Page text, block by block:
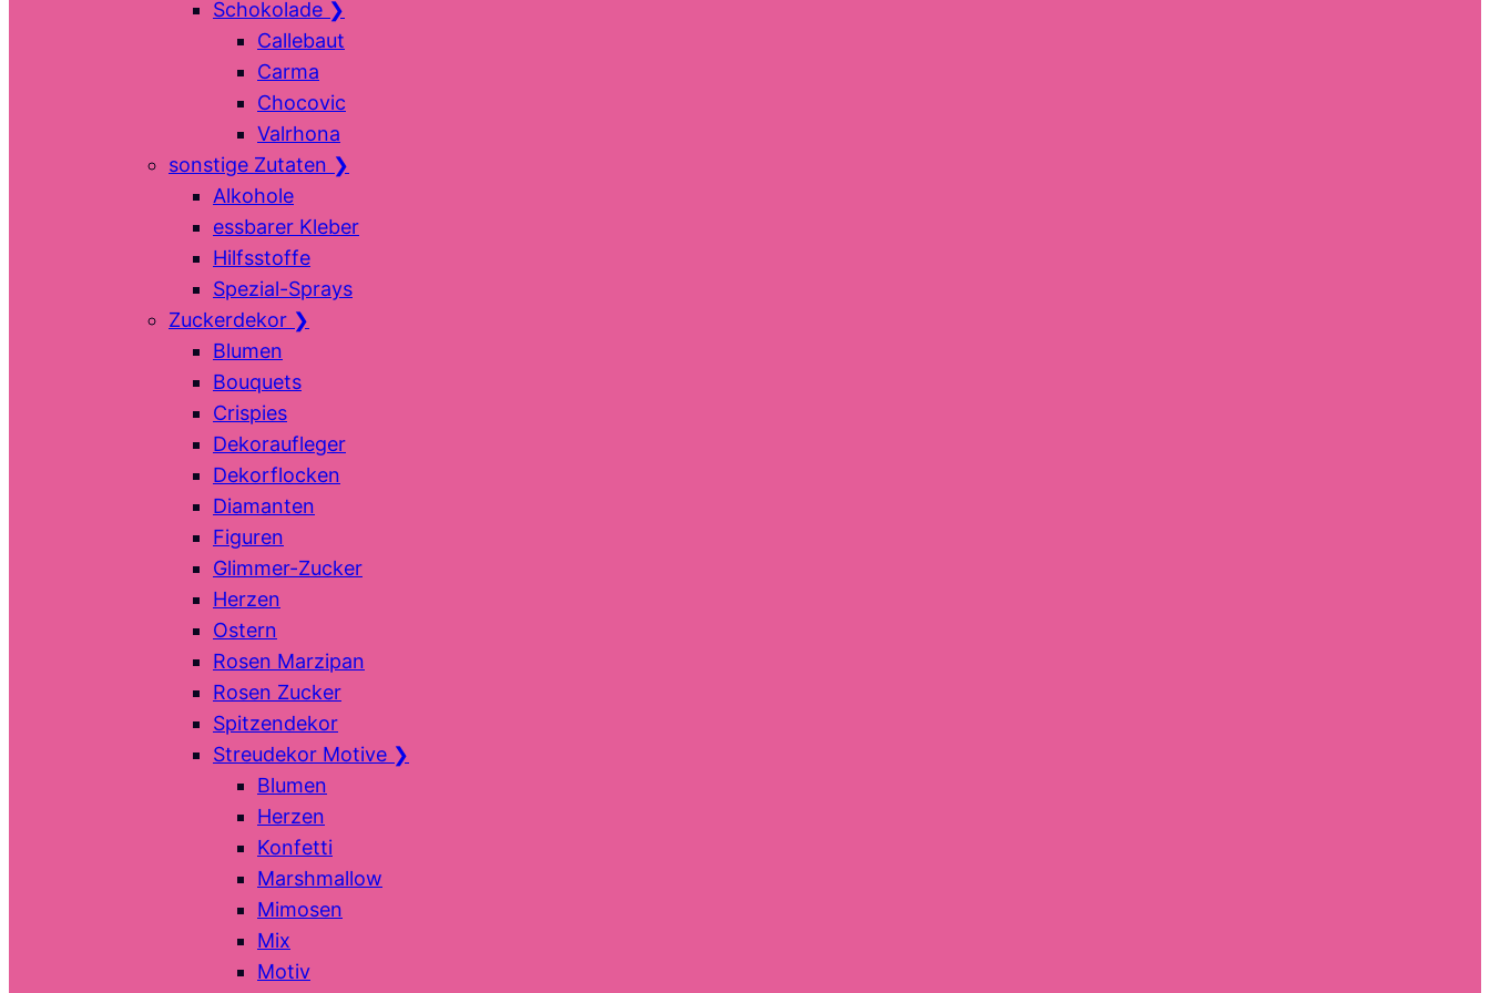
Schokolade ❯
Callebaut
Carma
Chocovic
Valrhona
sonstige Zutaten ❯
Alkohole
essbarer Kleber
Hilfsstoffe
Spezial-Sprays
Zuckerdekor ❯
Blumen
Bouquets
Crispies
Dekoraufleger
Dekorflocken
Diamanten
Figuren
Glimmer-Zucker
Herzen
Ostern
Rosen Marzipan
Rosen Zucker
Spitzendekor
Streudekor Motive ❯
Blumen
Herzen
Konfetti
Marshmallow
Mimosen
Mix
Motiv